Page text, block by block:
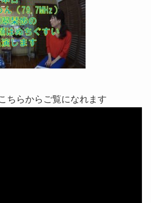
ちらからご覧になれます